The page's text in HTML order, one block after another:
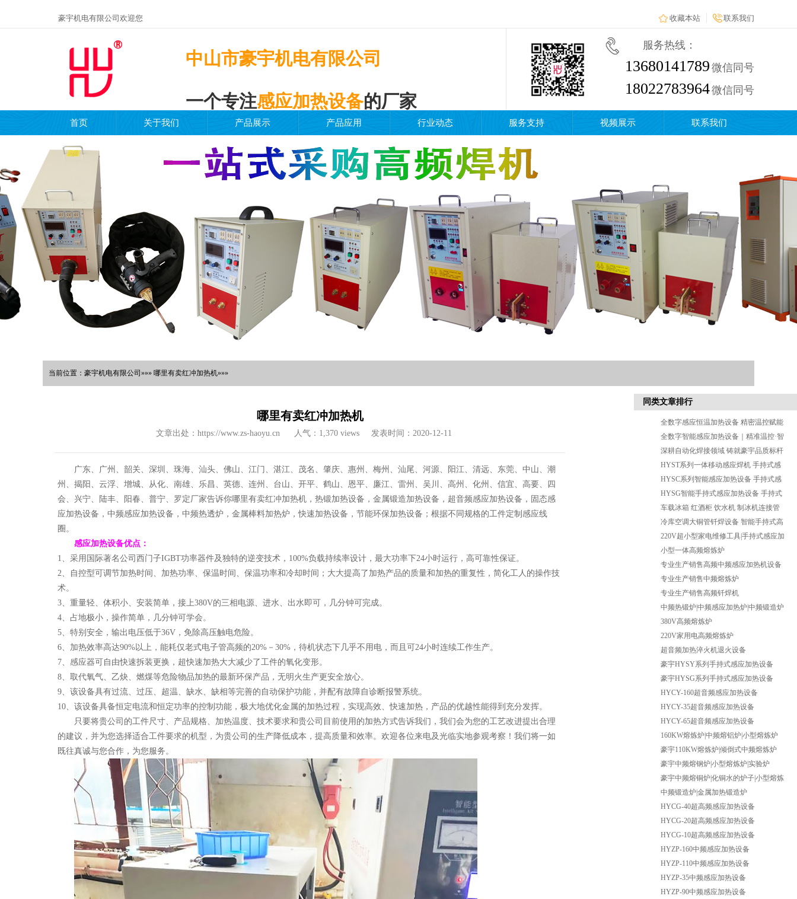
豪宇机电有限公司欢迎您 收藏本站 联系我们
中山市豪宇机电有限公司
一个专注感应加热设备的厂家
服务热线：
13680141789 微信同号
18022783964微信同号
首页 关于我们 产品展示 产品应用 行业动态 服务支持 视频展示 联系我们
当前位置：豪宇机电有限公司»»» 哪里有卖红冲加热机»»»
哪里有卖红冲加热机
文章出处：https://www.zs-haoyu.cn 人气：1,370 views 发表时间：2020-12-11
广东、广州、韶关、深圳、珠海、汕头、佛山、江门、湛江、茂名、肇庆、惠州、梅州、汕尾、河源、阳江、清远、东莞、中山、潮
州、揭阳、云浮、增城、从化、南雄、乐昌、英德、连州、台山、开平、鹤山、恩平、廉江、雷州、吴川、高州、化州、信宜、高要、四
会、兴宁、陆丰、阳春、普宁、罗定厂家告诉你哪里有卖红冲加热机，热锻加热设备，金属锻造加热设备，超音频感应加热设备，固态感
应加热设备，中频感应加热设备，中频热透炉，金属棒料加热炉，快速加热设备，节能环保加热设备；根据不同规格的工件定制感应线
圈。
感应加热设备优点：
1、采用国际著名公司西门子IGBT功率器件及独特的逆变技术，100%负载持续率设计，最大功率下24小时运行，高可靠性保证。
2、自控型可调节加热时间、加热功率、保温时间、保温功率和冷却时间；大大提高了加热产品的质量和加热的重复性，简化工人的操作技
术。
3、重量轻、体积小、安装简单，接上380V的三相电源、进水、出水即可，几分钟可完成。
4、占地极小，操作简单，几分钟可学会。
5、特别安全，输出电压低于36V，免除高压触电危险。
6、加热效率高达90%以上，能耗仅老式电子管高频的20%－30%，待机状态下几乎不用电，而且可24小时连续工作生产。
7、感应器可自由快速拆装更换，超快速加热大大减少了工件的氧化变形。
8、取代氧气、乙炔、燃煤等危险物品加热的最新环保产品，无明火生产更安全放心。
9、该设备具有过流、过压、超温、缺水、缺相等完善的自动保护功能，并配有故障自诊断报警系统。
10、该设备具备恒定电流和恒定功率的控制功能，极大地优化金属的加热过程，实现高效、快速加热，产品的优越性能得到充分发挥。
只要将贵公司的工件尺寸、产品规格、加热温度、技术要求和贵公司目前使用的加热方式告诉我们，我们会为您的工艺改进提出合理
的建议，并为您选择适合工件要求的机型，为贵公司的生产降低成本，提高质量和效率。欢迎各位来电及光临实地参观考察！我们将一如
既往真诚与您合作，为您服务。
同类文章排行
全数字感应恒温加热设备 精密温控赋能
高端钎焊生产
全数字智能感应加热设备｜精准温控·智
能适配·高效稳定
深耕自动化焊接领域 铸就豪宇品质标杆
—中山市豪宇机电有限公司
HYST系列一体移动感应焊机 手持式感
应钎焊设备
HYSC系列智能感应加热设备 手持式感
应钎焊 淬火 退火设备
HYSG智能手持式感应加热设备 手持式
感应钎焊机
车载冰箱 红酒柜 饮水机 制冰机连接管
焊机 铜管钢管钎焊设备
冷库空调大铜管钎焊设备 智能手持式高
频焊机
220V超小型家电维修工具|手持式感应加
热机
小型一体高频熔炼炉
专业生产销售高频中频感应加热机设备
专业生产销售中频熔炼炉
专业生产销售高频钎焊机
中频热锻炉|中频感应加热炉|中频锻造炉
380V高频熔炼炉
220V家用电高频熔炼炉
超音频加热淬火机退火设备
豪宇HYSY系列手持式感应加热设备
豪宇HYSG系列手持式感应加热设备
HYCY-160超音频感应加热设备
HYCY-35超音频感应加热设备
HYCY-65超音频感应加热设备
160KW熔炼炉|中频熔铝炉|小型熔炼炉
豪宇110KW熔炼炉|倾倒式中频熔炼炉
豪宇中频熔钢炉|小型熔炼炉|实验炉
豪宇中频熔铜炉|化铜水的炉子|小型熔炼
炉
中频锻造炉|金属加热锻造炉
HYCG-40超高频感应加热设备
HYCG-20超高频感应加热设备
HYCG-10超高频感应加热设备
HYZP-160中频感应加热设备
HYZP-110中频感应加热设备
HYZP-35中频感应加热设备
HYZP-90中频感应加热设备